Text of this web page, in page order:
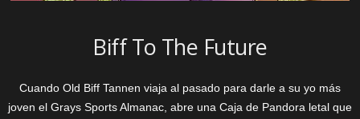
Biff To The Future
Cuando Old Biff Tannen viaja al pasado para darle a su yo más
joven el Grays Sports Almanac, abre una Caja de Pandora letal que